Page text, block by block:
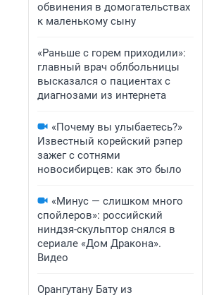
обвинения в домогательствах
к маленькому сыну
«Раньше с горем приходили»:
главный врач облбольницы
высказался о пациентах с
диагнозами из интернета
«Почему вы улыбаетесь?»
Известный корейский рэпер
зажег с сотнями
новосибирцев: как это было
«Минус — слишком много
спойлеров»: российский
ниндзя-скульптор снялся в
сериале «Дом Дракона».
Видео
Орангутану Бату из